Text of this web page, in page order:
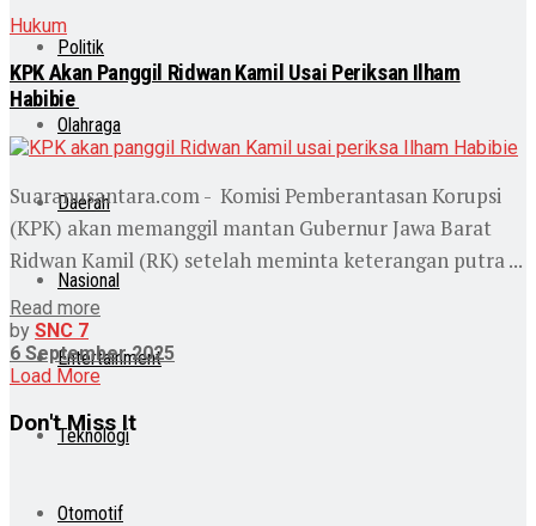
Politik
Olahraga
Daerah
Nasional
Entertainment
Teknologi
Otomotif
Hukum
KPK Akan Panggil Ridwan Kamil Usai Periksan Ilham
Habibie
Suaranusantara.com - Komisi Pemberantasan Korupsi
(KPK) akan memanggil mantan Gubernur Jawa Barat
Ridwan Kamil (RK) setelah meminta keterangan putra ...
Read more
by SNC 7
6 September 2025
Load More
Don't Miss It